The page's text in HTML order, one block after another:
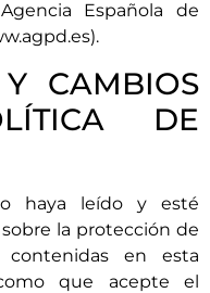
Española de
CAMBIOS
DE
haya leído y esté
la protección de
contenidas en esta
que acepte el